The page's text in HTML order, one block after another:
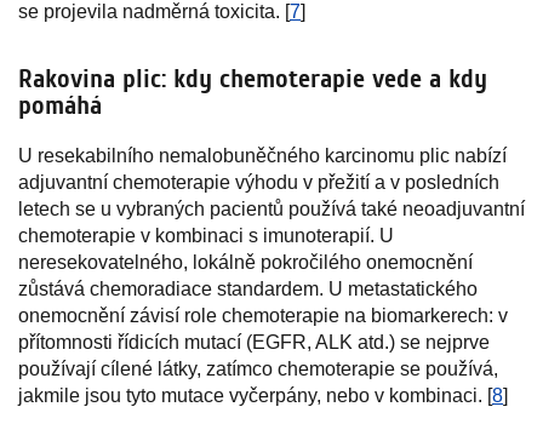
se projevila nadměrná toxicita. [7]
Rakovina plic: kdy chemoterapie vede a kdy
pomáhá
U resekabilního nemalobuněčného karcinomu plic nabízí
adjuvantní chemoterapie výhodu v přežití a v posledních
letech se u vybraných pacientů používá také neoadjuvantní
chemoterapie v kombinaci s imunoterapií. U
neresekovatelného, lokálně pokročilého onemocnění
zůstává chemoradiace standardem. U metastatického
onemocnění závisí role chemoterapie na biomarkerech: v
přítomnosti řídicích mutací (EGFR, ALK atd.) se nejprve
používají cílené látky, zatímco chemoterapie se používá,
jakmile jsou tyto mutace vyčerpány, nebo v kombinaci. [8]